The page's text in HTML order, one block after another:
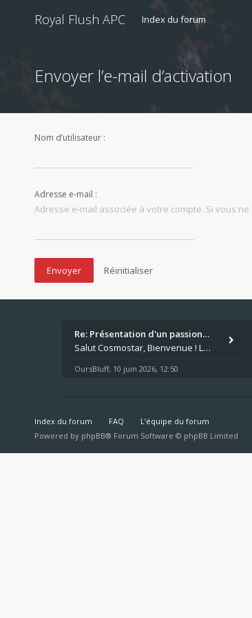
Royal Flush APC Index du forum
Envoyer l’e-mail d’activation
Nom d’utilisateur :
Adresse e-mail :
Adresse e-mail associée à votre compte. Si vous
Re: Présentation d'un passion…
Salut Cosmostar, Bienvenue ! Les paris sportifs en plus du poker, c'est ce que je fais aussi. Surtout la NBA, je mise su
OursBluff, 10 juin 2026, 12:50
Index du forum FAQ L’équipe du forum
Powered by phpBB® Forum Software © phpBB Limited